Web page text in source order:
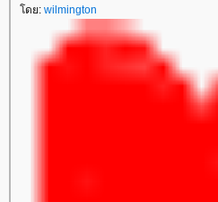
ดย: wilmington